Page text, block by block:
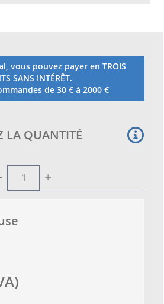
vous pouvez payer en TROIS
SANS INTÉRÊT.
de 30 € à 2000 €
LA QUANTITÉ
)